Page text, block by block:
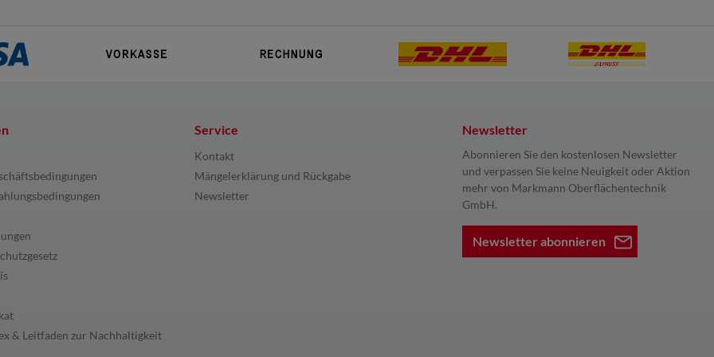
& Leitfaden zur Nachhaltigkeit
Service
Kontakt
Mängelerklärung und Rückgabe
Newsletter
Newsletter
Abonnieren Sie den kostenlosen Newsletter
und verpassen Sie keine Neuigkeit oder Aktion
mehr von Markmann Oberflächentechnik
GmbH.
Newsletter abonnieren